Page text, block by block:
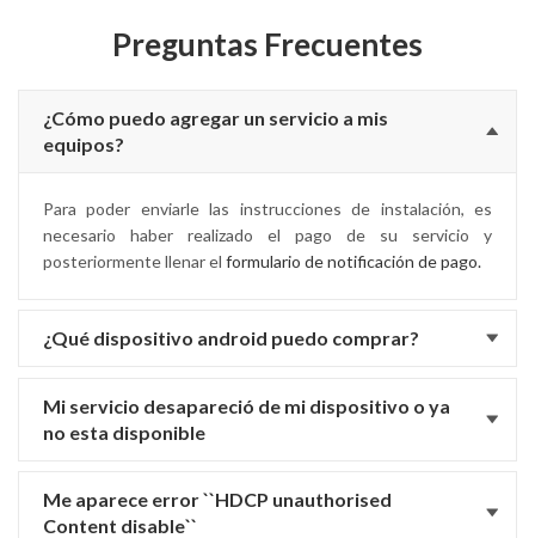
Preguntas Frecuentes
¿Cómo puedo agregar un servicio a mis
equipos?
Para poder enviarle las instrucciones de instalación, es
necesario haber realizado el pago de su servicio y
posteriormente llenar el formulario de notificación de pago.
¿Qué dispositivo android puedo comprar?
Mi servicio desapareció de mi dispositivo o ya
no esta disponible
Me aparece error ``HDCP unauthorised
Content disable``